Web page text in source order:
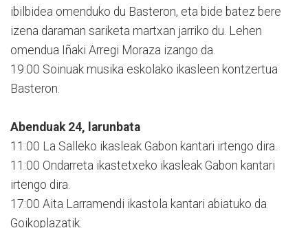
ibilbidea omenduko du Basteron, eta bide batez bere
izena daraman sariketa martxan jarriko du. Lehen
omendua Iñaki Arregi Moraza izango da.
19:00 Soinuak musika eskolako ikasleen kontzertua
Basteron.
Abenduak 24, larunbata
11:00 La Salleko ikasleak Gabon kantari irtengo dira.
11:00 Ondarreta ikastetxeko ikasleak Gabon kantari
irtengo dira.
17:00 Aita Larramendi ikastola kantari abiatuko da
Goikoplazatik.